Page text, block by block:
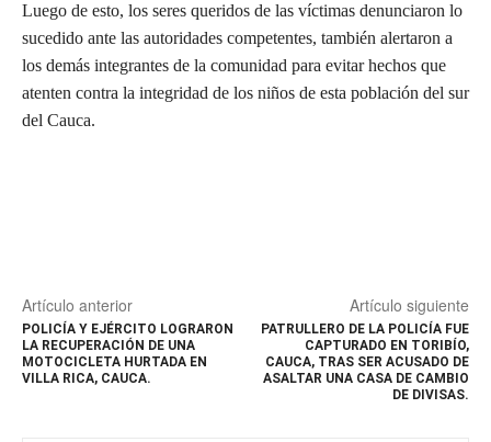
Luego de esto, los seres queridos de las víctimas denunciaron lo
sucedido ante las autoridades competentes, también alertaron a
los demás integrantes de la comunidad para evitar hechos que
atenten contra la integridad de los niños de esta población del sur
del Cauca.
Artículo anterior
POLICÍA Y EJÉRCITO LOGRARON
LA RECUPERACIÓN DE UNA
MOTOCICLETA HURTADA EN
VILLA RICA, CAUCA.
Artículo siguiente
PATRULLERO DE LA POLICÍA FUE
CAPTURADO EN TORIBÍO,
CAUCA, TRAS SER ACUSADO DE
ASALTAR UNA CASA DE CAMBIO
DE DIVISAS.